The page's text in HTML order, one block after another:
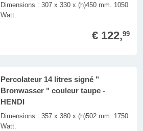
Dimensions : 307 x 330 x (h)450 mm. 1050
Watt.
€ 122,99
Percolateur 14 litres signé "
Bronwasser " couleur taupe -
HENDI
Dimensions : 357 x 380 x (h)502 mm. 1750
Watt.